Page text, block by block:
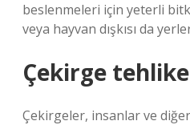
beslenmeleri için yeterli
veya hayvan dışkısı da
Çekirge
Çekirgeler, insanlar ve